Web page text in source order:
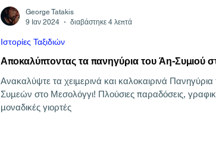
Αποκαλύπτοντας τα πανηγύρια του Άη-Συμιού
Ανακαλύψτε τα χειμερινά και καλοκαιρινά Πανηγύρια
Συμεών στο Μεσολόγγι! Πλούσιες παραδόσεις,
μοναδικές γιορτές
Ιστορίες Ταξιδιών
George Tatakis
9 Ιαν 2024
διαβάστηκε 4 λεπτά